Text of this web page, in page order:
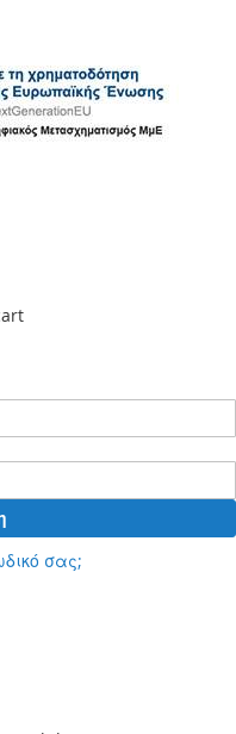
σας;